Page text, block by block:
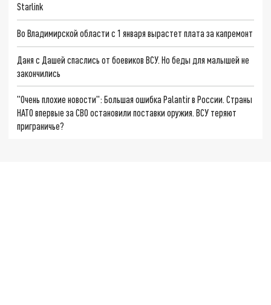
Starlink
Во Владимирской области с 1 января вырастет плата за капремонт
Даня с Дашей спаслись от боевиков ВСУ. Но беды для малышей не
закончились
"Очень плохие новости": Большая ошибка Palantir в России. Страны
НАТО впервые за СВО остановили поставки оружия. ВСУ теряют
приграничье?